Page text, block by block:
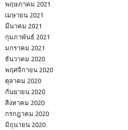
พฤษภาคม 2021
เมษายน 2021
มีนาคม 2021
กุมภาพันธ์ 2021
มกราคม 2021
ธันวาคม 2020
พฤศจิกายน 2020
ตุลาคม 2020
กันยายน 2020
สิงหาคม 2020
กรกฎาคม 2020
มิถุนายน 2020